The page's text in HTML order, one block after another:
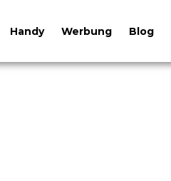
Handy Werbung Blog